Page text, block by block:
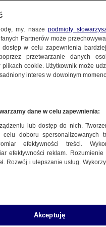
granicy
my, naszepodmioty
Partnerów może
w celu zapewnienia
przetwarzanie danych
cookie. Użytkownik może
interes w dowolnym
dane w celu zapewnienia:
lub dostęp do nich.
celu doboru spersonalizowanych
efektywności treści.
efektywności reklam.
Rozwój i ulepszanie usług.
Akceptuję